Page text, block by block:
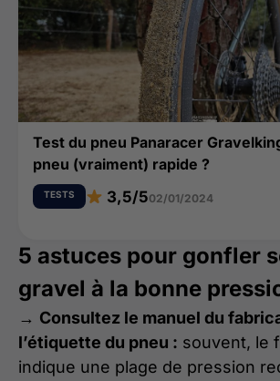
Test du pneu Panaracer
pneu (vraiment) rapide ?
TESTS 3,5/502/01/2024
5 astuces pour gonfler
gravel à la bonne
→ Consultez le manuel du
l’étiquette du pneu : souvent, le
indique une plage de pression